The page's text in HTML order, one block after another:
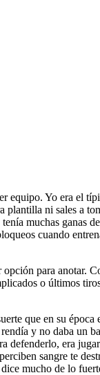
equipo. Yo era el
ni sales a
muchas ganas
cuando
para anotar.
o últimos
que en su época
y no daba un
defenderlo, era
sangre te
mucho de lo